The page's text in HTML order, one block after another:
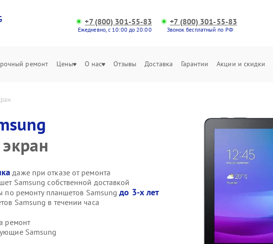
+7 (800) 301-55-83
Ежедневно, с 10:00 до 20:00
+7 (800) 301-55-83
Звонок бесплатный по РФ
ремонт Цены О нас Отзывы Доставка Гарантии Акции и скидки
даже при отказе от ремонта
Samsung собственной доставкой
по ремонту планшетов Samsungдо 3-х лет
Samsung в течении часа
ремонт
Samsung